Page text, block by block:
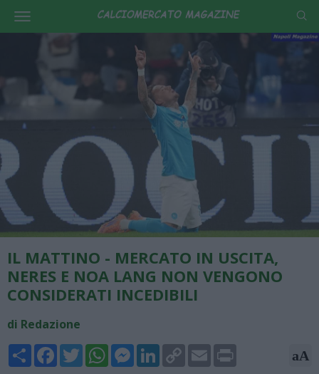
IL MATTINO - MERCATO IN USCITA,
NERES E NOA LANG NON VENGONO
CONSIDERATI INCEDIBILI
di Redazione
Share FacebookTwitterWhatsAppMessengerLinkedInCopy
Link
Email aA